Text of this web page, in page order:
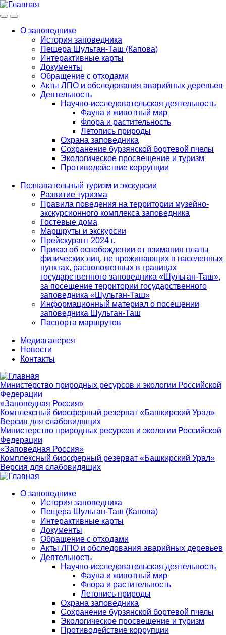
МенюИнфо
navigation
О заповеднике
История заповедника
Пещера Шульган-Таш (Капова)
Интерактивные карты
Документы
Обращение с отходами
Акты ЛПО и обследования аварийных деревьев
Деятельность
Научно-исследовательская деятельность
Фауна и животный мир
Флора и растительность
Летопись природы
Охрана заповедника
Сохранение бурзянской бортевой пчелы
Экологическое просвещение и туризм
Противодействие коррупции
Познавательный туризм и экскурсии
Развитие туризма
Правила поведения на территории музейно-
экскурсионного комплекса заповедника
Гостевые дома
Маршруты и экскурсии
Прейскурант 2024 г.
Приказ об освобождении от взимания платы
физических лиц, не проживающих в населенных
пунктах, расположенных в границах
государственного заповедника «Шульган-Таш»,
за посещение территории государственного
заповедника «Шульган-Таш»
Информационный материал о посещении
заповедника Шульган-Таш
Паспорта маршрутов
Медиагалерея
Новости
Контакты
Министерство природных ресурсов и экологии Российской
Федерации
«Заповедная Россия»
Комплексный биосферный резерват «Башкирский Урал»
Версия для слабовидящих
Министерство природных ресурсов и экологии Российской
Федерации
«Заповедная Россия»
Комплексный биосферный резерват «Башкирский Урал»
Версия для слабовидящих
navigation
О заповеднике
История заповедника
Пещера Шульган-Таш (Капова)
Интерактивные карты
Документы
Обращение с отходами
Акты ЛПО и обследования аварийных деревьев
Деятельность
Научно-исследовательская деятельность
Фауна и животный мир
Флора и растительность
Летопись природы
Охрана заповедника
Сохранение бурзянской бортевой пчелы
Экологическое просвещение и туризм
Противодействие коррупции